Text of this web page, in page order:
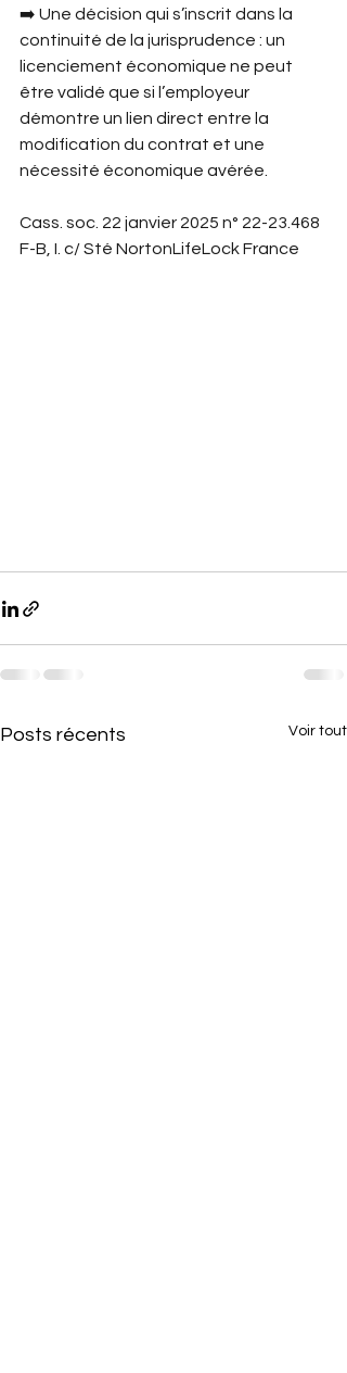
➡️ Une décision qui s’inscrit dans la
continuité de la jurisprudence : un
licenciement économique ne peut
être validé que si l’employeur
démontre un lien direct entre la
modification du contrat et une
nécessité économique avérée.
Cass. soc. 22 janvier 2025 n° 22-23.468
F-B, I. c/ Sté NortonLifeLock France
Posts récents Voir tout